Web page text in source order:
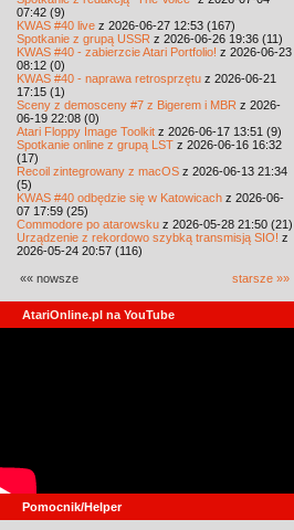
07:42 (9)
KWAS #40 live z 2026-06-27 12:53 (167)
Spotkanie z grupą USSR z 2026-06-26 19:36 (11)
KWAS #40 - zabierzcie Atari Portfolio! z 2026-06-23
08:12 (0)
KWAS #40 - naprawa retrosprzętu z 2026-06-21
17:15 (1)
Sceny z demosceny #7 z Bigerem i MBR z 2026-
06-19 22:08 (0)
Atari Floppy Image Toolkit z 2026-06-17 13:51 (9)
Spotkanie online z grupą LST z 2026-06-16 16:32
(17)
Recoil zintegrowany z macOS z 2026-06-13 21:34
(5)
KWAS #40 odbędzie się w Katowicach z 2026-06-
07 17:59 (25)
Commodore po atarowsku z 2026-05-28 21:50 (21)
Urządzenie z rekordowo szybką transmisją SIO! z
2026-05-24 20:57 (116)
«« nowsze starsze »»
AtariOnline.pl na YouTube
Pomocnik/Helper